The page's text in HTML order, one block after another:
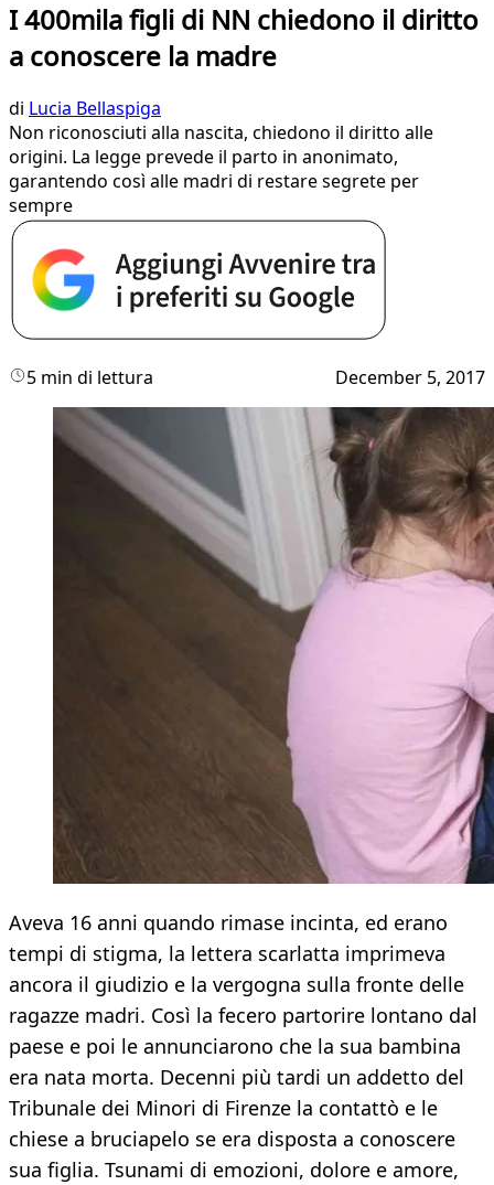
I 400mila figli di NN chiedono il diritto
a conoscere la madre
di Lucia Bellaspiga
Non riconosciuti alla nascita, chiedono il diritto alle
origini. La legge prevede il parto in anonimato,
garantendo così alle madri di restare segrete per
sempre
5 min di lettura December 5, 2017
Aveva 16 anni quando rimase incinta, ed erano
tempi di stigma, la lettera scarlatta imprimeva
ancora il giudizio e la vergogna sulla fronte delle
ragazze madri. Così la fecero partorire lontano dal
paese e poi le annunciarono che la sua bambina
era nata morta. Decenni più tardi un addetto del
Tribunale dei Minori di Firenze la contattò e le
chiese a bruciapelo se era disposta a conoscere
sua figlia. Tsunami di emozioni, dolore e amore,